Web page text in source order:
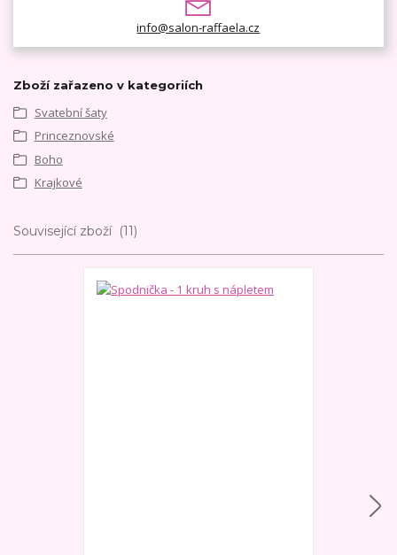
info@salon-raffaela.cz
Zboží zařazeno v kategoriích
Svatební šaty
Princeznovské
Boho
Krajkové
Související zboží 11